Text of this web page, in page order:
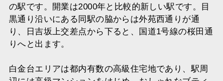
の駅です。開業は2000年と比較的新しい駅です。目
黒通り沿いにある同駅の脇からは外苑西通りが通
り、日吉坂上交差点から下ると、国道1号線の桜田通
りへと出ます。
白金台エリアは都内有数の高級住宅地であり、駅周